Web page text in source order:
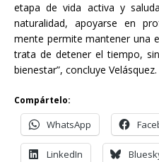
etapa de vida activa y
naturalidad, apoyarse en
mente permite mantener una
trata de detener el tiempo,
bienestar”, concluye Velásquez.
Compártelo:
WhatsApp
LinkedIn